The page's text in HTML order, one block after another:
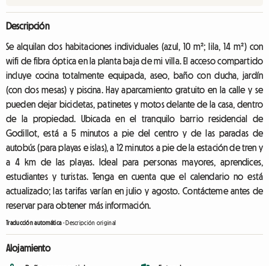
Descripción
Se alquilan dos habitaciones individuales (azul, 10 m²; lila, 14 m²) con
wifi de fibra óptica en la planta baja de mi villa. El acceso compartido
incluye cocina totalmente equipada, aseo, baño con ducha, jardín
(con dos mesas) y piscina. Hay aparcamiento gratuito en la calle y se
pueden dejar bicicletas, patinetes y motos delante de la casa, dentro
de la propiedad. Ubicada en el tranquilo barrio residencial de
Godillot, está a 5 minutos a pie del centro y de las paradas de
autobús (para playas e islas), a 12 minutos a pie de la estación de tren y
a 4 km de las playas. Ideal para personas mayores, aprendices,
estudiantes y turistas. Tenga en cuenta que el calendario no está
actualizado; las tarifas varían en julio y agosto. Contácteme antes de
reservar para obtener más información.
Traducción automática-Descripción original
Alojamiento